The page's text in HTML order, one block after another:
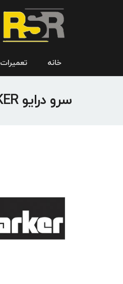
خانه تعمیرات
سرو درایو PARKER